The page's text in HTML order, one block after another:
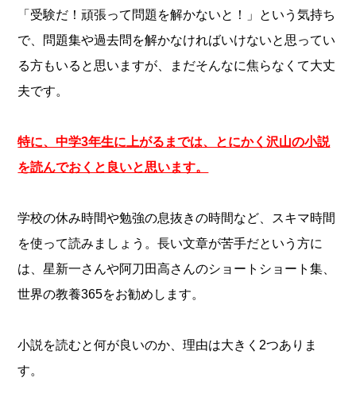
「受験だ！頑張って問題を解かないと！」という気持ち
で、問題集や過去問を解かなければいけないと思ってい
る方もいると思いますが、まだそんなに焦らなくて大丈
夫です。
特に、中学3年生に上がるまでは、とにかく沢山の小説
を読んでおくと良いと思います。
学校の休み時間や勉強の息抜きの時間など、スキマ時間
を使って読みましょう。長い文章が苦手だという方に
は、星新一さんや阿刀田高さんのショートショート集、
世界の教養365をお勧めします。
小説を読むと何が良いのか、理由は大きく2つありま
す。